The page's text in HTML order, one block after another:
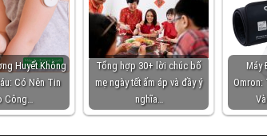
Huyết Không
Có Nên Tin
Công…
Tổng hợp 30+ lời chúc bố
mẹ ngày tết ấm áp và đầy ý
nghĩa…
Máy